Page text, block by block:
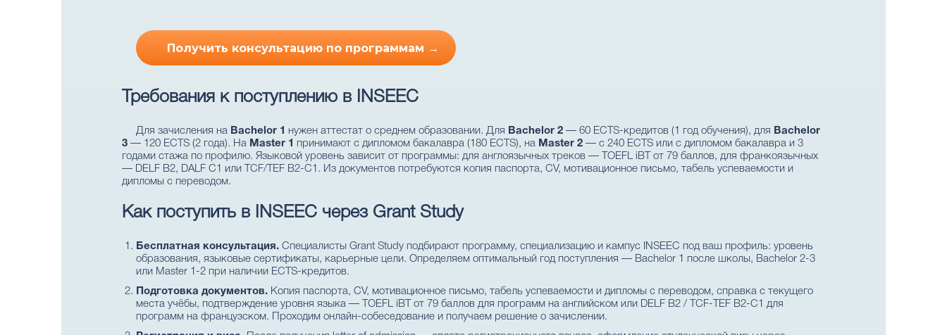
Получить консультацию по программам →
Требования к поступлению в INSEEC
Для зачисления на Bachelor 1 нужен аттестат о среднем образовании. Для Bachelor 2 — 60 ECTS-кредитов (1 год обучения), для Bachelor
3 — 120 ECTS (2 года). На Master 1 принимают с дипломом бакалавра (180 ECTS), на Master 2 — с 240 ECTS или с дипломом бакалавра и 3
годами стажа по профилю. Языковой уровень зависит от программы: для англоязычных треков — TOEFL iBT от 79 баллов, для франкоязычных
— DELF B2, DALF C1 или TCF/TEF B2-C1. Из документов потребуются копия паспорта, CV, мотивационное письмо, табель успеваемости и
дипломы с переводом.
Как поступить в INSEEC через Grant Study
Бесплатная консультация. Специалисты Grant Study подбирают программу, специализацию и кампус INSEEC под ваш профиль: уровень
образования, языковые сертификаты, карьерные цели. Определяем оптимальный год поступления — Bachelor 1 после школы, Bachelor 2-3
или Master 1-2 при наличии ECTS-кредитов.
Подготовка документов. Копия паспорта, CV, мотивационное письмо, табель успеваемости и дипломы с переводом, справка с текущего
места учёбы, подтверждение уровня языка — TOEFL iBT от 79 баллов для программ на английском или DELF B2 / TCF-TEF B2-C1 для
программ на французском. Проходим онлайн-собеседование и получаем решение о зачислении.